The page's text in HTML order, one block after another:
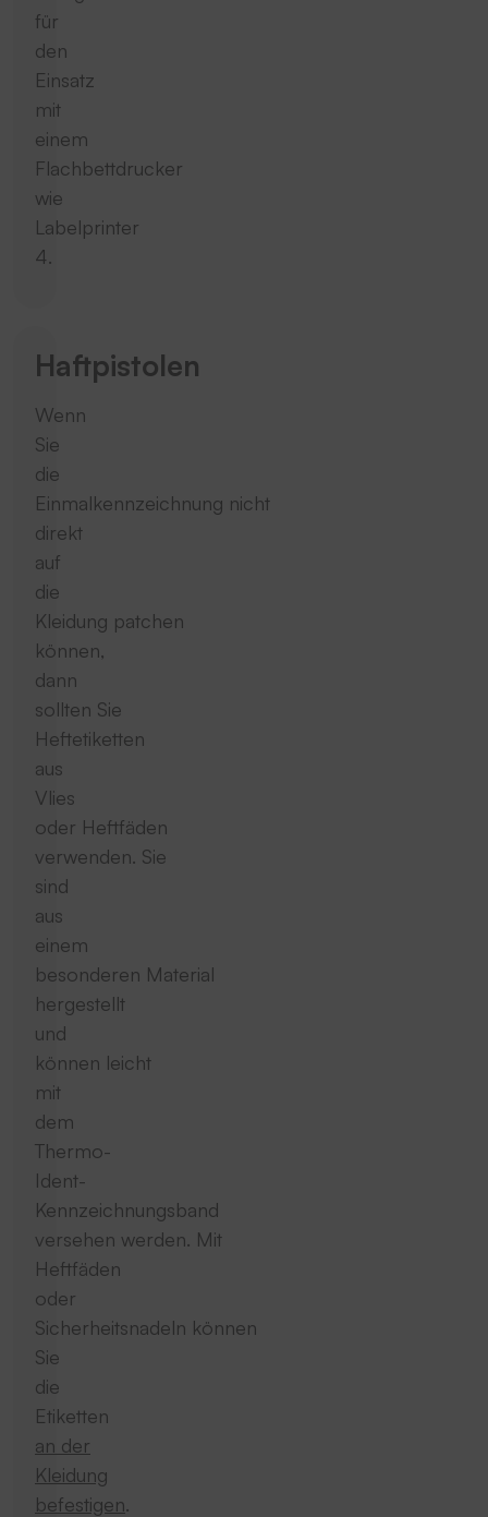
für
den
Einsatz
mit
einem
Flachbettdrucker
wie
Labelprinter
4.
Haftpistolen
Wenn
Sie
die
Einmalkennzeichnung nicht
direkt
auf
die
Kleidung patchen
können,
dann
sollten Sie
Heftetiketten
aus
Vlies
oder Heftfäden
verwenden. Sie
sind
aus
einem
besonderen Material
hergestellt
und
können leicht
mit
dem
Thermo-
Ident-
Kennzeichnungsband
versehen werden. Mit
Heftfäden
oder
Sicherheitsnadeln können
Sie
die
Etiketten
an der
Kleidung
befestigen.